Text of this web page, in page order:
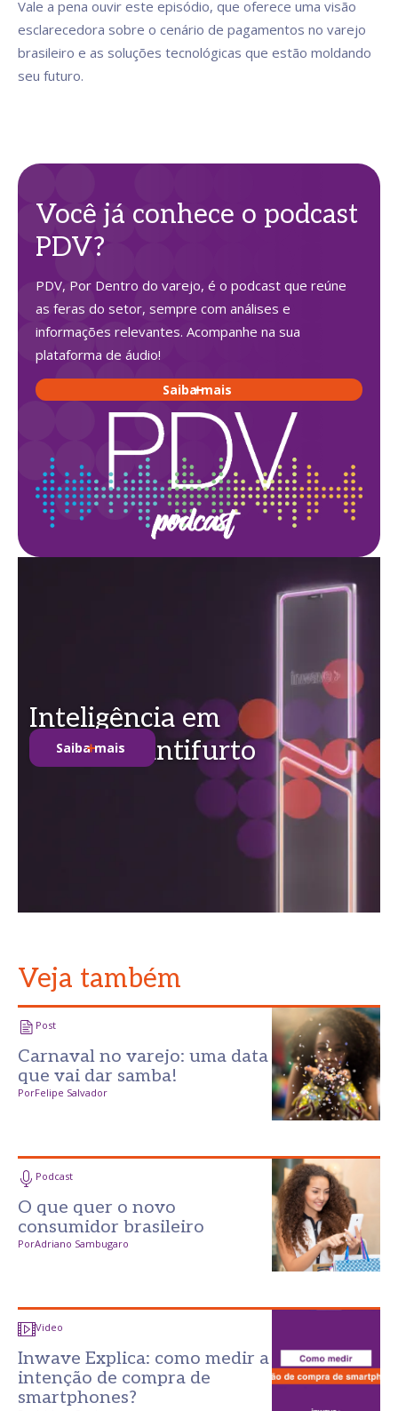
Vale a pena ouvir este episódio, que oferece uma visão
esclarecedora sobre o cenário de pagamentos no varejo
brasileiro e as soluções tecnológicas que estão moldando
seu futuro.
Você já conhece o podcast
PDV?
PDV, Por Dentro do varejo, é o podcast que reúne
as feras do setor, sempre com análises e
informações relevantes. Acompanhe na sua
plataforma de áudio!
Saiba mais
Inteligência em
soluções antifurto
Saiba mais
Veja também
Post
Carnaval no varejo: uma data
que vai dar samba!
PorFelipe Salvador
Podcast
O que quer o novo
consumidor brasileiro
PorAdriano Sambugaro
Video
Inwave Explica: como medir a
intenção de compra de
smartphones?